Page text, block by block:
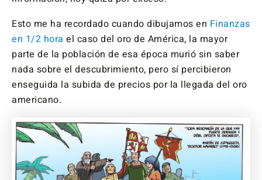
Esto me ha recordado cuando dibujamos en Finanzas
en 1/2 hora el caso del oro de América, la mayor
parte de la población de esa época murió sin saber
nada sobre el descubrimiento, pero sí percibieron
enseguida la subida de precios por la llegada del oro
americano.